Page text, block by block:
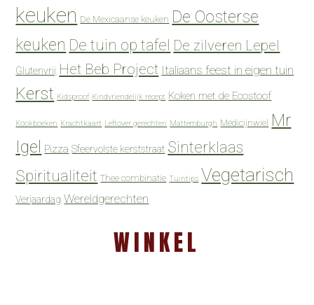
keuken De Mexicaanse keuken De Oosterse
keuken De tuin op tafel De zilveren Lepel
Glutenvrij Het Beb Project Italiaans feest in eigen tuin
Kerst Kidsproof Kindvriendelijk recept Koken met de Ecostoof
Kookboeken Krachtkaart Leftover gerechten Mattemburgh Medicijnwiel Mr
Igel
Pizza Sfeervolste kerststraat Sinterklaas
Spiritualiteit Thee combinatie Tuintips Vegetarisch
Verjaardag Wereldgerechten
WINKEL